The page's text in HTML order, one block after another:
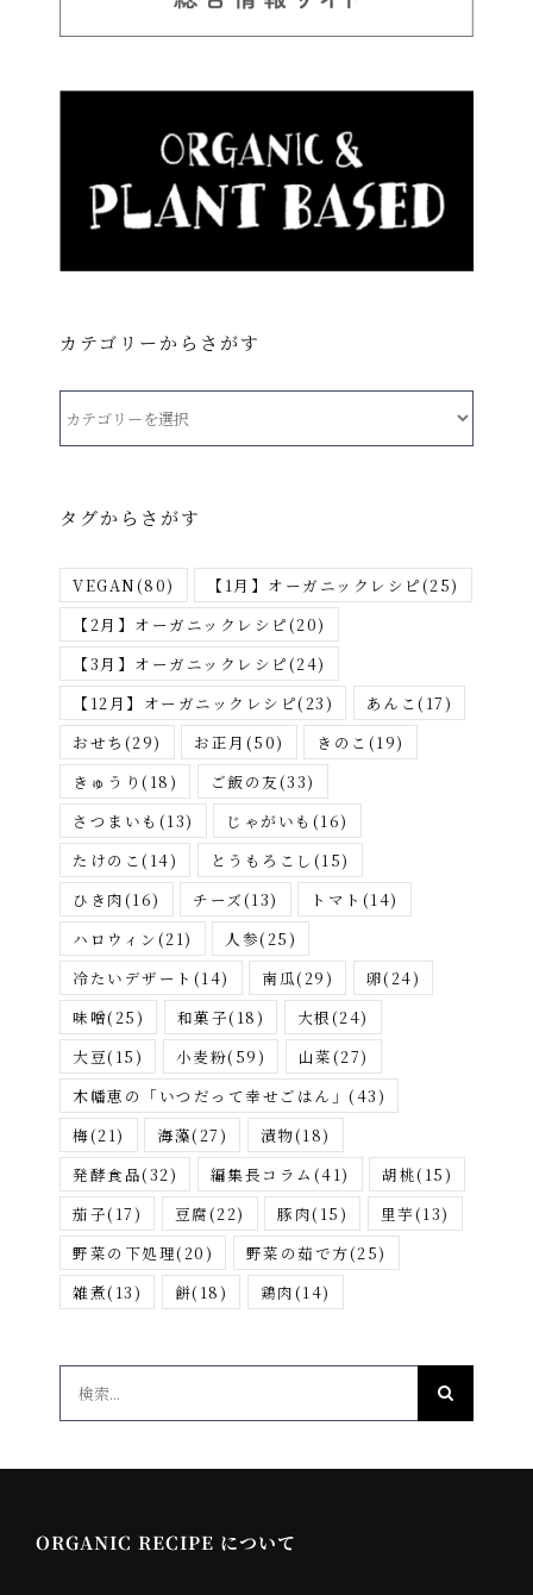
カテゴリーからさがす
ー
ら
が
す
タグからさがす
VEGAN(80) 【1月】オーガニックレシピ(25)
【2月】オーガニックレシピ(20)
【3月】オーガニックレシピ(24)
【12月】オーガニックレシピ(23) あんこ(17)
おせち (29) お正月 (50) きのこ (19)
きゅうり (18) ご飯の友(33)
さつまいも (13) じゃがいも (16)
たけのこ(14) とうもろこし (15)
ひき肉(16) チーズ(13) トマト (14)
ハロウィン(21) 人参(25)
冷たいデザート (14) 南瓜(29) 卵(24)
味噌(25) 和菓子(18) 大根(24)
大豆(15) 小麦粉(59) 山菜(27)
木幡恵の「いつだって幸せごはん」 (43)
梅(21) 海藻(27) 漬物(18)
発酵食品(32) 編集長コラム (41) 胡桃(15)
茄子(17) 豆腐(22) 豚肉(15) 里芋(13)
野菜の下処理(20) 野菜の茹で方(25)
雑煮(13) 餅(18) 鶏肉(14)
ORGANIC RECIPE について